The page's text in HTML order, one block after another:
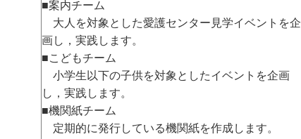
■案内チーム
大人を対象とした愛護センター見学イベントを企
画し，実践します。
■こどもチーム
小学生以下の子供を対象としたイベントを企画
し，実践します。
■機関紙チーム
定期的に発行している機関紙を作成します。